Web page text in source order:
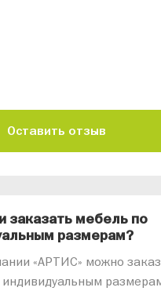
Оставить отзыв
заказать мебель по
размерам?
«АРТИС» можно